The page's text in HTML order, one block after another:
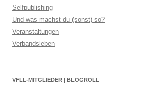
Selfpublishing
Und was machst du (sonst) so?
Veranstaltungen
Verbandsleben
VFLL-MITGLIEDER | BLOGROLL